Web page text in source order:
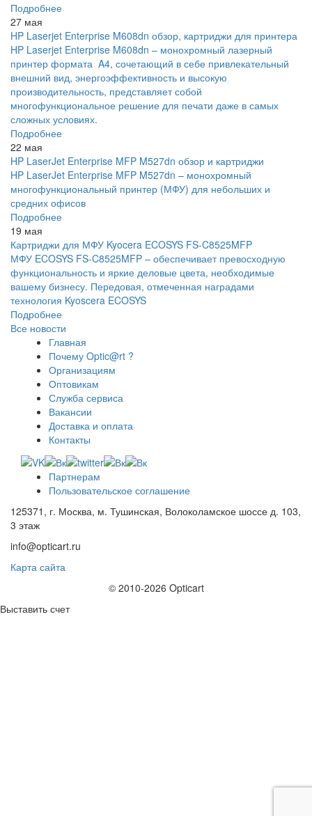
Подробнее
27 мая
HP Laserjet Enterprise M608dn обзор, картриджи для принтера
HP Laserjet Enterprise M608dn – монохромный лазерный
принтер формата A4, сочетающий в себе привлекательный
внешний вид, энергоэффективность и высокую
производительность, представляет собой
многофункциональное решение для печати даже в самых
сложных условиях.
Подробнее
22 мая
HP LaserJet Enterprise MFP M527dn обзор и картриджи
HP LaserJet Enterprise MFP M527dn – монохромный
многофункциональный принтер (МФУ) для небольших и
средних офисов
Подробнее
19 мая
Картриджи для МФУ Kyocera ECOSYS FS-C8525MFP
МФУ ECOSYS FS-C8525MFP – обеспечивает превосходную
функциональность и яркие деловые цвета, необходимые
вашему бизнесу. Передовая, отмеченная наградами
технология Kyoscera ECOSYS
Подробнее
Все новости
Главная
Почему Optic@rt ?
Организациям
Оптовикам
Служба сервиса
Вакансии
Доставка и оплата
Контакты
Партнерам
Пользовательское соглашение
125371, г. Москва, м. Тушинская, Волоколамское шоссе д. 103,
3 этаж
info@opticart.ru
Карта сайта
© 2010-2026 Opticart
Выставить счет